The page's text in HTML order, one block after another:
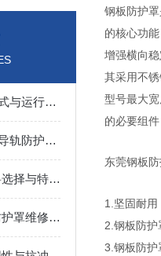
X轴防护罩的拉板连接方式与运行噪音控制
Y轴伸缩防护板在长行程导轨防护中的设计与应用
加工中心导轨护板的材料选择与特点说明
选择合适材料进行钢板防护罩维修与更换
钢板防护
的核心功
增强横向
其采用不
型号最大
的必要组
东莞钢板
1.坚固耐
2.钢板防
3.钢板防护